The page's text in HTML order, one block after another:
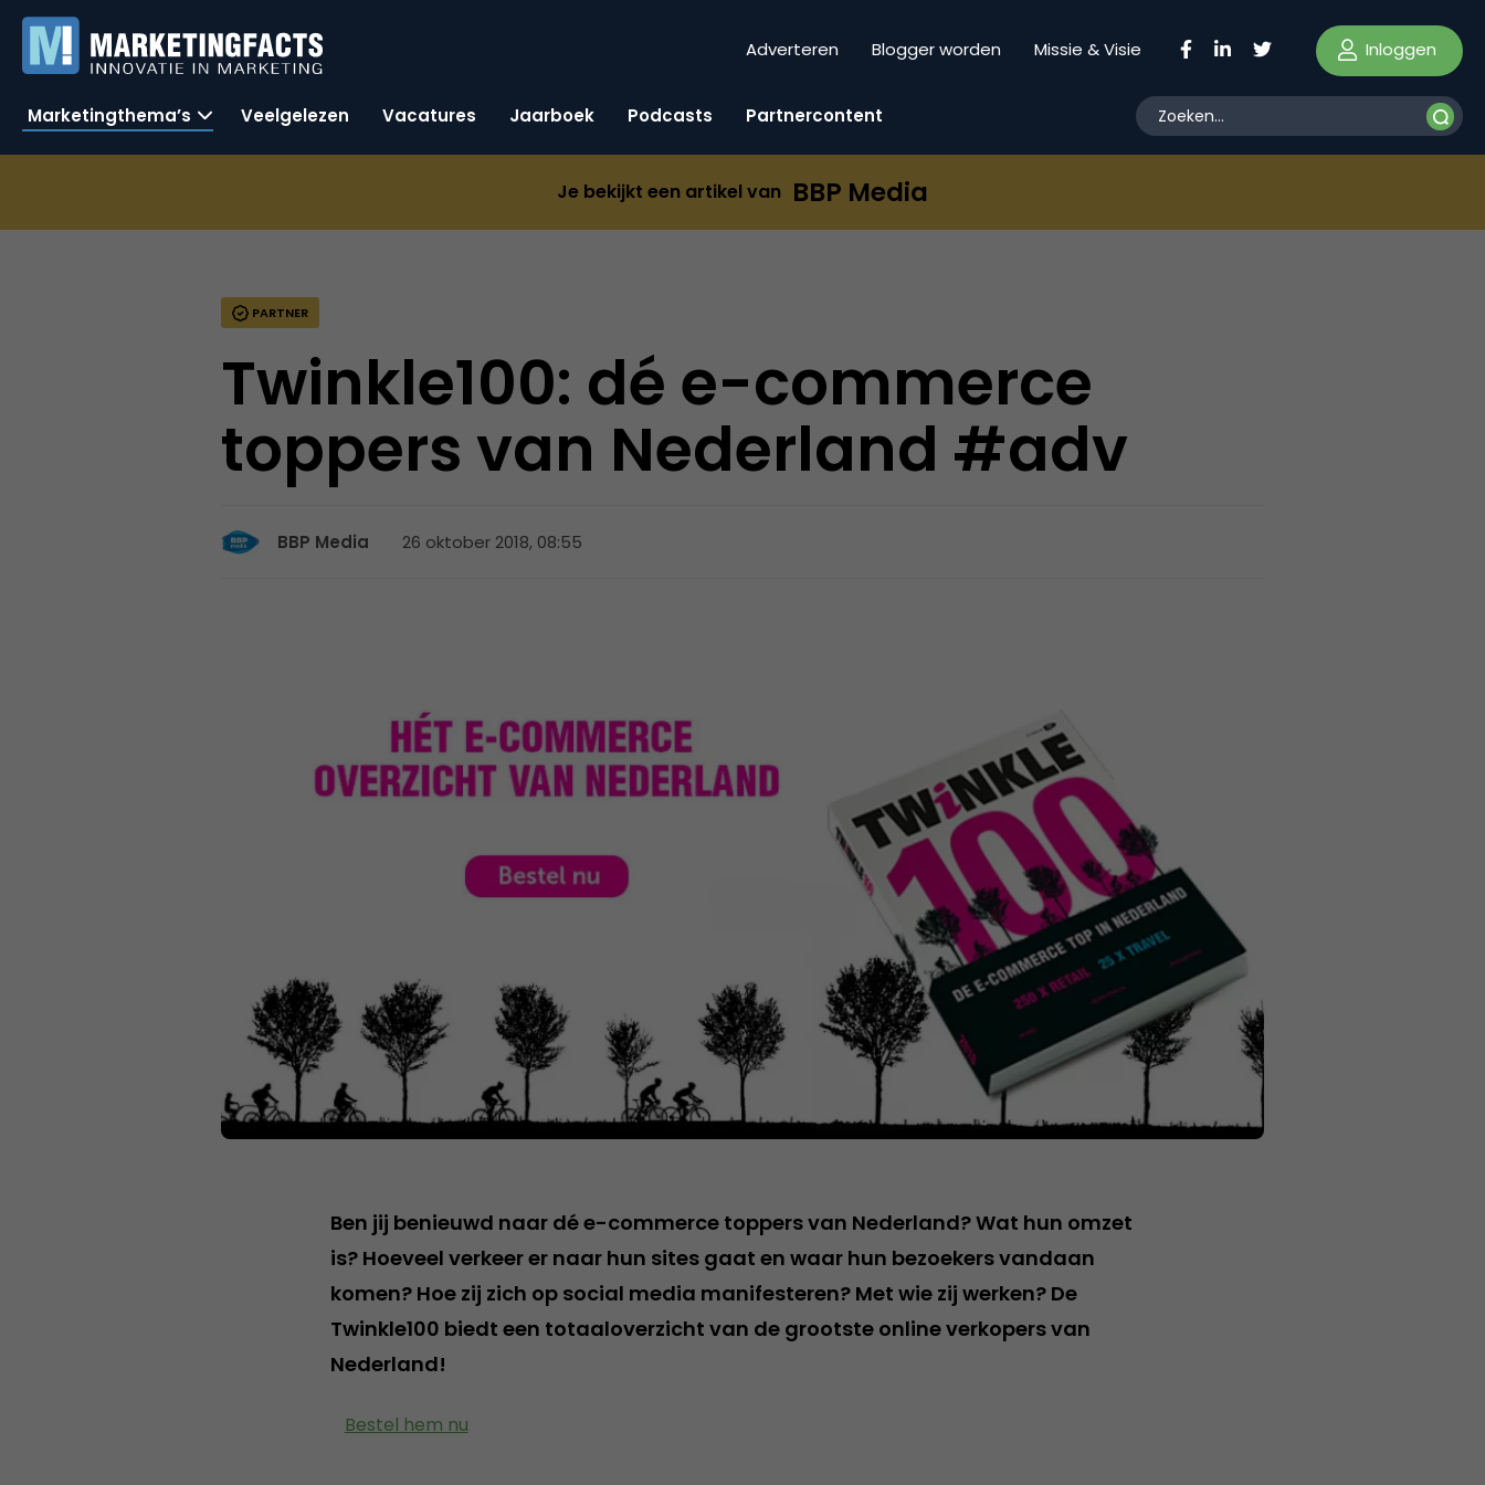
Adverteren Blogger worden Missie & Visie Inloggen
Marketingthema’s Veelgelezen Vacatures Jaarboek Podcasts Partnercontent
Je bekijkt een artikel van BBP Media
PARTNER
Twinkle100: dé e-commerce
toppers van Nederland #adv
BBP Media 26 oktober 2018, 08:55
Ben jij benieuwd naar dé e-commerce toppers van Nederland? Wat hun omzet
is? Hoeveel verkeer er naar hun sites gaat en waar hun bezoekers vandaan
komen? Hoe zij zich op social media manifesteren? Met wie zij werken? De
Twinkle100 biedt een totaaloverzicht van de grootste online verkopers van
Nederland!
Bestel hem nu